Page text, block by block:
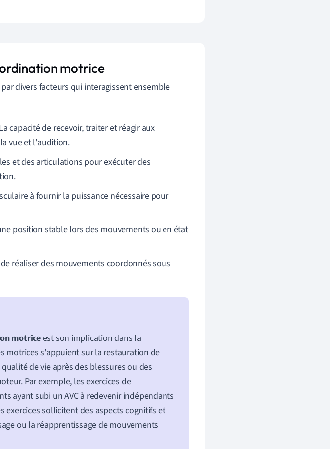
motrice
divers facteurs qui interagissent ensemble
capacité de recevoir, traiter et réagir aux
vue et l'audition.
et des articulations pour exécuter des
à fournir la puissance nécessaire pour
position stable lors des mouvements ou en état
réaliser des mouvements coordonnés sous
motriceest son implication dans la
motrices s'appuient sur la restauration de
de vie après des blessures ou des
Par exemple, les exercices de
ayant subi un AVC à redevenir indépendants
exercices sollicitent des aspects cognitifs et
ou la réapprentissage de mouvements